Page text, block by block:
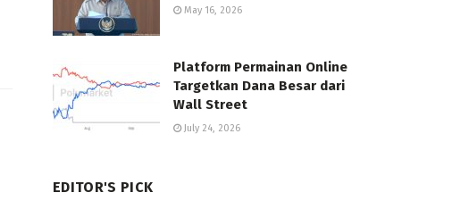
May 16, 2026
Platform Permainan Online
Targetkan Dana Besar dari
Wall Street
July 24, 2026
EDITOR'S PICK